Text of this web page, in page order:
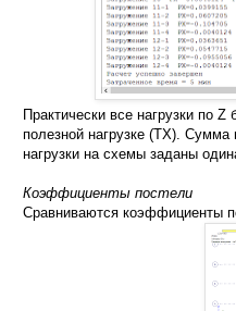
Практически все нагрузки по
полезной нагрузке (ТХ). Сумма
нагрузки на схемы заданы
Коэффициенты постели
Сравниваются коэффициенты